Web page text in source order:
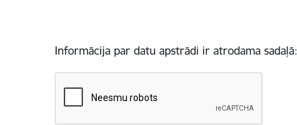
Informācija par datu apstrādi ir atrodama sadaļā: